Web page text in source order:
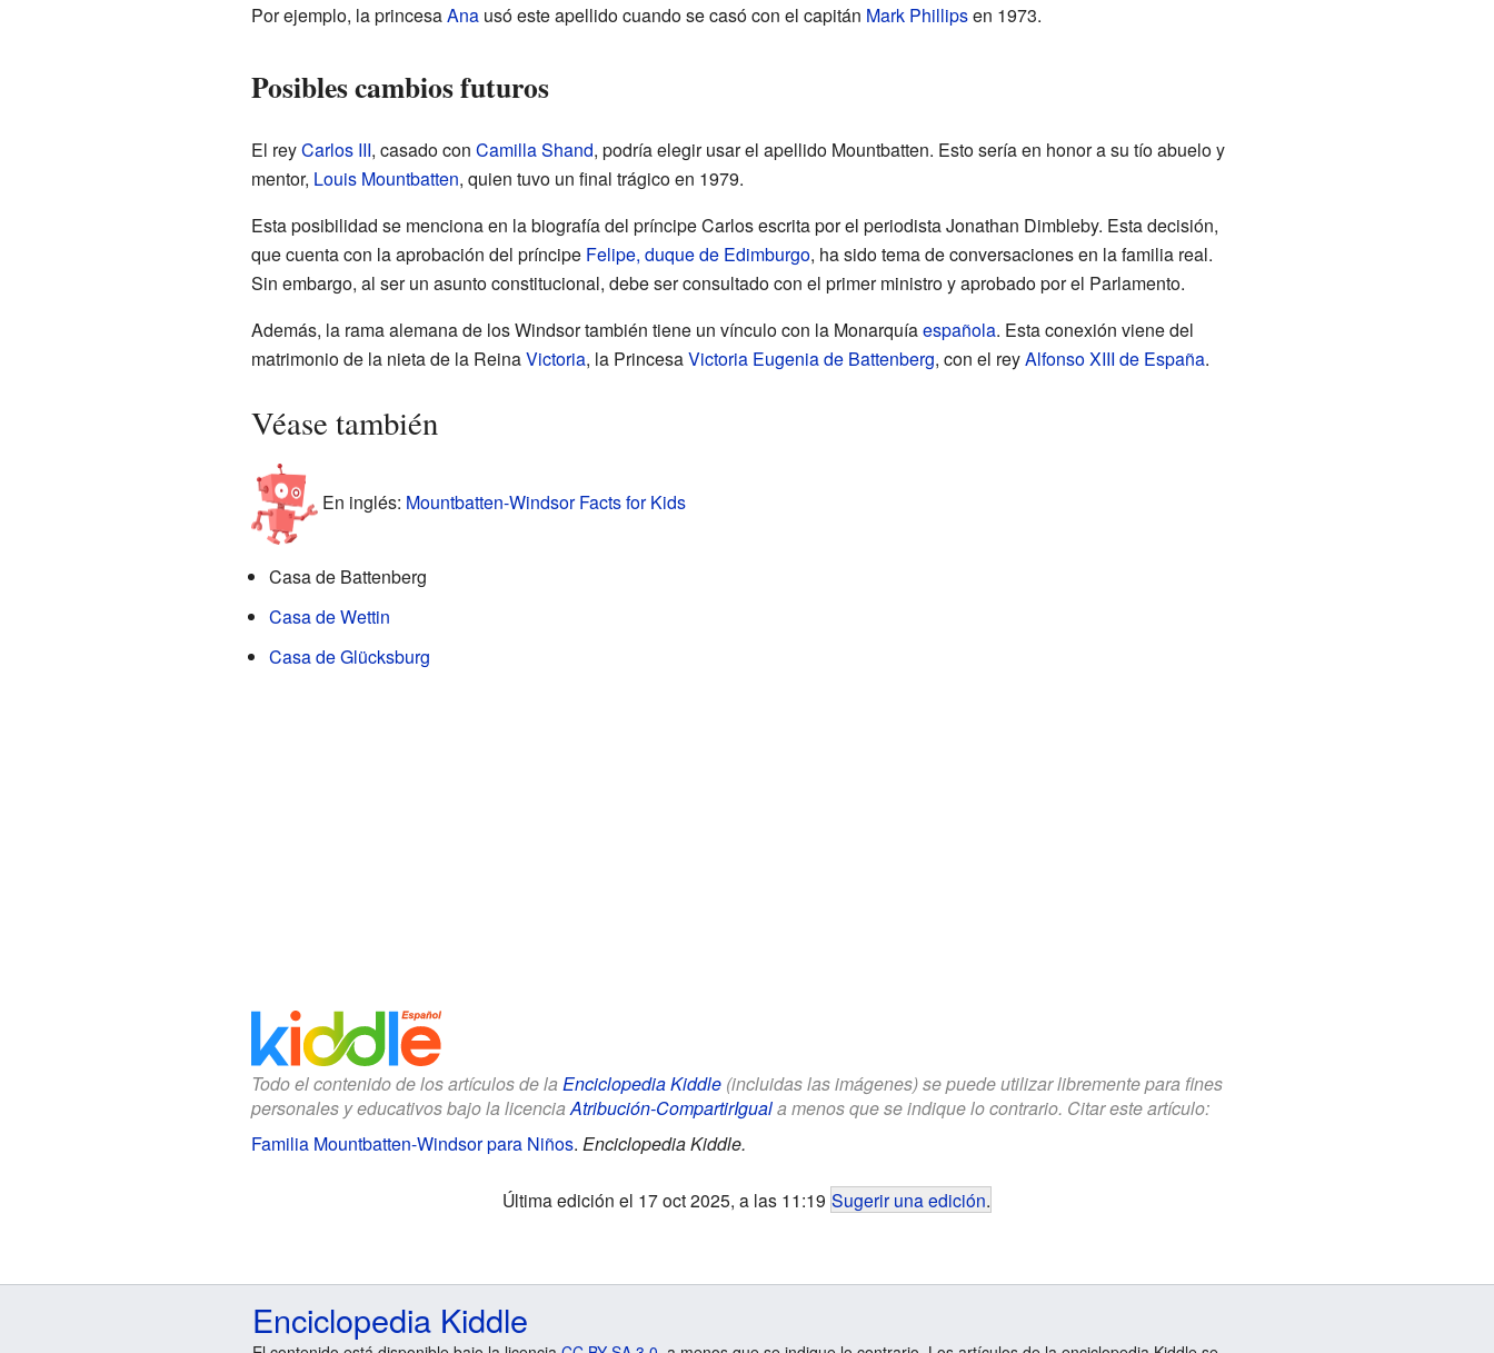
Por ejemplo, la princesaAnausó este apellido cuando se casó con el capitán Mark Phillipsen 1973.
Posibles cambios futuros
El reyCarlos III, casado con Camilla Shand, podría elegir usar el apellido Mountbatten. Esto sería en honor a su tío abuelo y
mentor, Louis Mountbatten, quien tuvo un final trágico en 1979.
Esta posibilidad se menciona en la biografía del príncipe Carlos escrita por el periodista Jonathan Dimbleby. Esta decisión,
que cuenta con la aprobación del príncipe Felipe, duque de Edimburgo, ha sido tema de conversaciones en la familia real.
Sin embargo, al ser un asunto constitucional, debe ser consultado con el primer ministro y aprobado por el Parlamento.
Además, la rama alemana de los Windsor también tiene un vínculo con la Monarquíaespañola. Esta conexión viene del
matrimonio de la nieta de la ReinaVictoria, la PrincesaVictoria Eugenia de Battenberg, con el reyAlfonso XIII de España.
Véase también
En inglés: Mountbatten-Windsor Facts for Kids
Casa de Battenberg
Casa de Wettin
Casa de Glücksburg
Todo el contenido de los artículos de la Enciclopedia Kiddle(incluidas las imágenes) se puede utilizar libremente para fines
personales y educativos bajo la licenciaAtribución-CompartirIguala menos que se indique lo contrario. Citar este artículo:
Familia Mountbatten-Windsor para Niños. Enciclopedia Kiddle.
Última edición el 17 oct 2025, a las 11:19 Sugerir una edición.
Enciclopedia Kiddle